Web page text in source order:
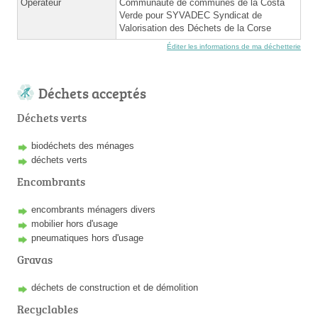
Opérateur
Communauté de communes de la Costa
Verde pour SYVADEC Syndicat de
Valorisation des Déchets de la Corse
Éditer les informations de ma déchetterie
Déchets acceptés
Déchets verts
biodéchets des ménages
déchets verts
Encombrants
encombrants ménagers divers
mobilier hors d'usage
pneumatiques hors d'usage
Gravas
déchets de construction et de démolition
Recyclables